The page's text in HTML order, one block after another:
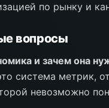
по рынку и
вопросы
и зачем она
система метрик,
невозможно